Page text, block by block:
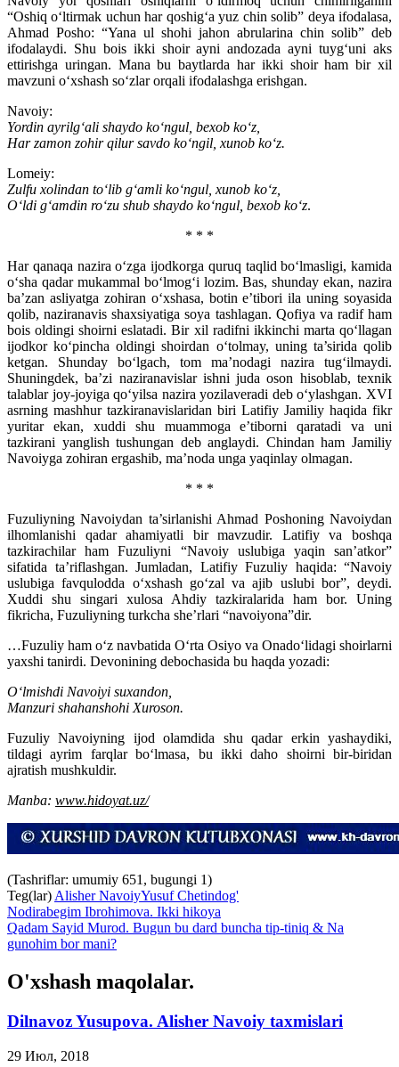
“Oshiq o‘ltirmak uchun har qoshig‘a yuz chin solib” deya ifodalasa,
Ahmad Posho: “Yana ul shohi jahon abrularina chin solib” deb
ifodalaydi. Shu bois ikki shoir ayni andozada ayni tuyg‘uni aks
ettirishga uringan. Mana bu baytlarda har ikki shoir ham bir xil
mavzuni o‘xshash so‘zlar orqali ifodalashga erishgan.
Navoiy:
Yordin ayrilg‘ali shaydo ko‘ngul, bexob ko‘z,
Har zamon zohir qilur savdo ko‘ngil, xunob ko‘z.
Lomeiy:
Zulfu xolindan to‘lib g‘amli ko‘ngul, xunob ko‘z,
O‘ldi g‘amdin ro‘zu shub shaydo ko‘ngul, bexob ko‘z.
* * *
Har qanaqa nazira o‘zga ijodkorga quruq taqlid bo‘lmasligi, kamida
o‘sha qadar mukammal bo‘lmog‘i lozim. Bas, shunday ekan, nazira
ba’zan asliyatga zohiran o‘xshasa, botin e’tibori ila uning soyasida
qolib, naziranavis shaxsiyatiga soya tashlagan. Qofiya va radif ham
bois oldingi shoirni eslatadi. Bir xil radifni ikkinchi marta qo‘llagan
ijodkor ko‘pincha oldingi shoirdan o‘tolmay, uning ta’sirida qolib
ketgan. Shunday bo‘lgach, tom ma’nodagi nazira tug‘ilmaydi.
Shuningdek, ba’zi naziranavislar ishni juda oson hisoblab, texnik
talablar joy-joyiga qo‘yilsa nazira yozilaveradi deb o‘ylashgan. XVI
asrning mashhur tazkiranavislaridan biri Latifiy Jamiliy haqida fikr
yuritar ekan, xuddi shu muammoga e’tiborni qaratadi va uni
tazkirani yanglish tushungan deb anglaydi. Chindan ham Jamiliy
Navoiyga zohiran ergashib, ma’noda unga yaqinlay olmagan.
* * *
Fuzuliyning Navoiydan ta’sirlanishi Ahmad Poshoning Navoiydan
ilhomlanishi qadar ahamiyatli bir mavzudir. Latifiy va boshqa
tazkirachilar ham Fuzuliyni “Navoiy uslubiga yaqin san’atkor”
sifatida ta’riflashgan. Jumladan, Latifiy Fuzuliy haqida: “Navoiy
uslubiga favqulodda o‘xshash go‘zal va ajib uslubi bor”, deydi.
Xuddi shu singari xulosa Ahdiy tazkiralarida ham bor. Uning
fikricha, Fuzuliyning turkcha she’rlari “navoiyona”dir.
…Fuzuliy ham o‘z navbatida O‘rta Osiyo va Onado‘lidagi shoirlarni
yaxshi tanirdi. Devonining debochasida bu haqda yozadi:
O‘lmishdi Navoiyi suxandon,
Manzuri shahanshohi Xuroson.
Fuzuliy Navoiyning ijod olamdida shu qadar erkin yashaydiki,
tildagi ayrim farqlar bo‘lmasa, bu ikki daho shoirni bir-biridan
ajratish mushkuldir.
Manba: www.hidoyat.uz/
(Tashriflar: umumiy 651, bugungi 1)
Teg(lar)Alisher NavoiyYusuf Chetindog'
Nodirabegim Ibrohimova. Ikki hikoya
Qadam Sayid Murod. Bugun bu dard buncha tip-tiniq & Na
gunohim bor mani?
O'xshash maqolalar.
Dilnavoz Yusupova. Alisher Navoiy taxmislari
29 Июл, 2018